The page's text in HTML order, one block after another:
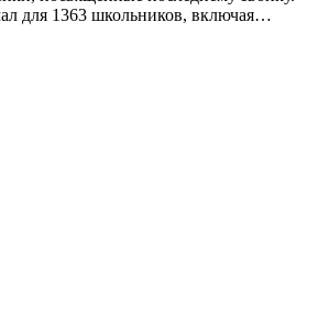
для 1363 школьников, включая…